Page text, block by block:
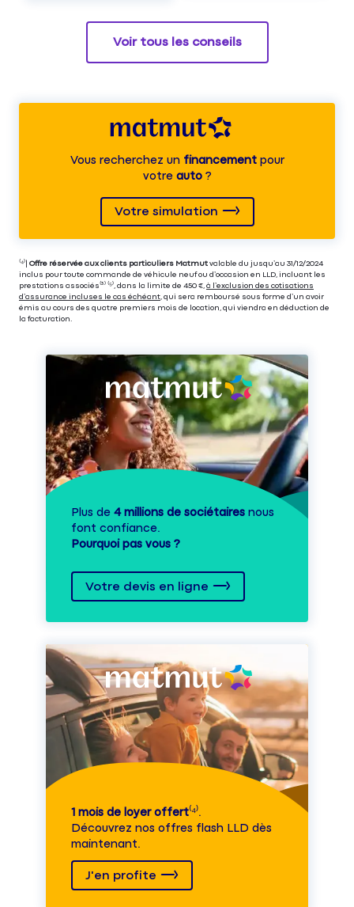
Voir tous les conseils
Vous recherchez unfinancementpour
votre auto?
Votre simulation
⁽⁴⁾| Offre réservée aux clients particuliers Matmut valable du jusqu’au 31/12/2024
inclus pour toute commande de véhicule neuf ou d’occasion en LLD, incluant les
prestations associés⁽³⁾ ⁽⁵⁾, dans la limite de 450 €, à l’exclusion des cotisations
d’assurance incluses le cas échéant , qui sera remboursé sous forme d’un avoir
émis au cours des quatre premiers mois de location, qui viendra en déduction de
la facturation.
Plus de 4 millions de sociétaires nous
font confiance.
Pourquoi pas vous ?
Votre devis en ligne
1 mois de loyer offert⁽⁴⁾.
Découvrez nos offres flash LLD dès
maintenant.
J'en profite